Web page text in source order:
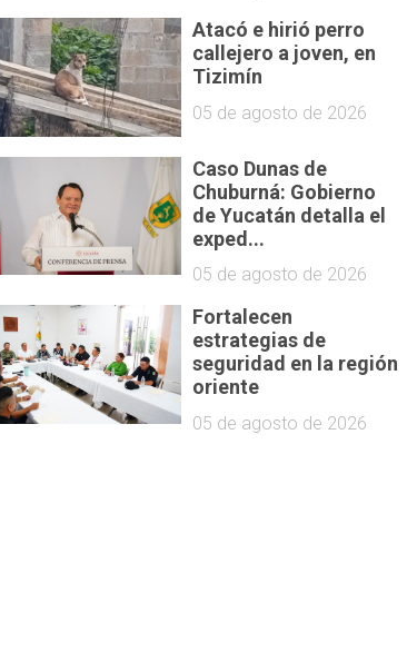
Atacó e hirió perro
callejero a joven, en
Tizimín
05 de agosto de 2026
Caso Dunas de
Chuburná: Gobierno
de Yucatán detalla el
exped...
05 de agosto de 2026
Fortalecen
estrategias de
seguridad en la región
oriente
05 de agosto de 2026